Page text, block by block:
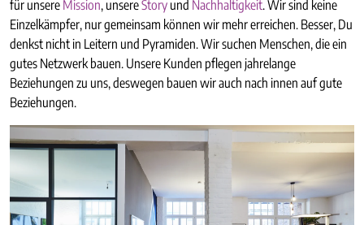
für unsere Mission, unsereStory und Nachhaltigkeit. Wir sind keine
Einzelkämpfer, nur gemeinsam können wir mehr erreichen. Besser, Du
denkst nicht in Leitern und Pyramiden. Wir suchen Menschen, die ein
gutes Netzwerk bauen. Unsere Kunden pflegen jahrelange
Beziehungen zu uns, deswegen bauen wir auch nach innen auf gute
Beziehungen.